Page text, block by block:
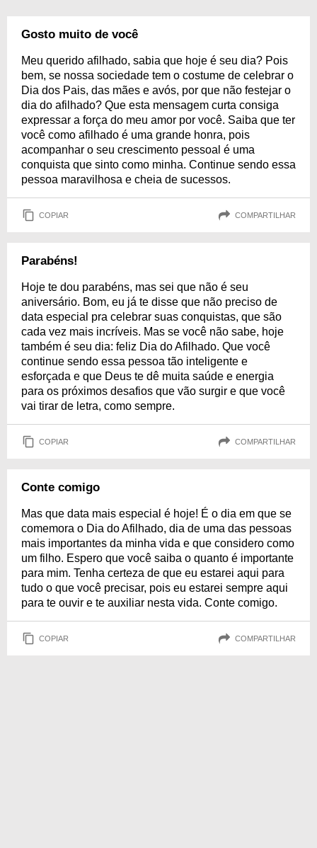
Gosto muito de você
Meu querido afilhado, sabia que hoje é seu dia? Pois
bem, se nossa sociedade tem o costume de celebrar o
Dia dos Pais, das mães e avós, por que não festejar o
dia do afilhado? Que esta mensagem curta consiga
expressar a força do meu amor por você. Saiba que ter
você como afilhado é uma grande honra, pois
acompanhar o seu crescimento pessoal é uma
conquista que sinto como minha. Continue sendo essa
pessoa maravilhosa e cheia de sucessos.
COPIAR COMPARTILHAR
Parabéns!
Hoje te dou parabéns, mas sei que não é seu
aniversário. Bom, eu já te disse que não preciso de
data especial pra celebrar suas conquistas, que são
cada vez mais incríveis. Mas se você não sabe, hoje
também é seu dia: feliz Dia do Afilhado. Que você
continue sendo essa pessoa tão inteligente e
esforçada e que Deus te dê muita saúde e energia
para os próximos desafios que vão surgir e que você
vai tirar de letra, como sempre.
COPIAR COMPARTILHAR
Conte comigo
Mas que data mais especial é hoje! É o dia em que se
comemora o Dia do Afilhado, dia de uma das pessoas
mais importantes da minha vida e que considero como
um filho. Espero que você saiba o quanto é importante
para mim. Tenha certeza de que eu estarei aqui para
tudo o que você precisar, pois eu estarei sempre aqui
para te ouvir e te auxiliar nesta vida. Conte comigo.
COPIAR COMPARTILHAR